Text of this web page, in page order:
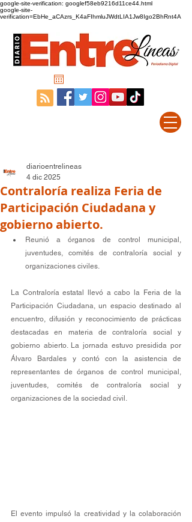
google-site-verification: googlef58eb9216d11ce44.html
google-site-
verification=EbHe_aCAzrs_K4aFIhmluJWdtLIA1Jw8Igo2BhRnt4A
Contraloría realiza Feria de
Participación Ciudadana y
gobierno abierto.
diarioentrelineas
4 dic 2025
Reunió a órganos de control municipal,
juventudes, comités de contraloría social y
organizaciones civiles.
La Contraloría estatal llevó a cabo la Feria de la
Participación Ciudadana, un espacio destinado al
encuentro, difusión y reconocimiento de prácticas
destacadas en materia de contraloría social y
gobierno abierto. La jornada estuvo presidida por
Álvaro Bardales y contó con la asistencia de
representantes de órganos de control municipal,
juventudes, comités de contraloría social y
organizaciones de la sociedad civil.
El evento impulsó la creatividad y la colaboración